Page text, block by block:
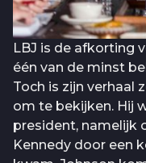
LBJ is de afkorting
één van de minst
Toch is zijn verhaal
om te bekijken. Hij
president, namelijk
Kennedy door een